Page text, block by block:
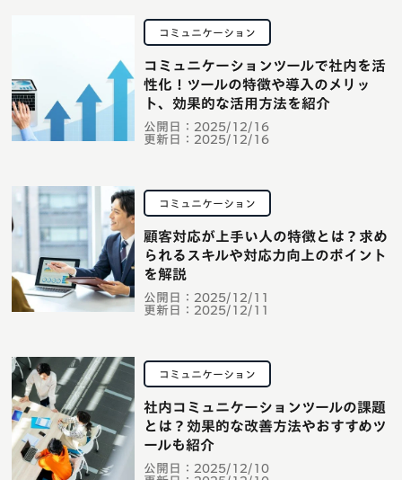
コミュニケーション
公開日： 2025/12/16
更新日： 2025/12/16
コミュニケーションツールで社内を活
性化！ツールの特徴や導入のメリッ
ト、効果的な活用方法を紹介
コミュニケーション
公開日： 2025/12/11
更新日： 2025/12/11
顧客対応が上手い人の特徴とは？求め
られるスキルや対応力向上のポイント
を解説
コミュニケーション
公開日： 2025/12/10
社内コミュニケーションツールの課題
とは？効果的な改善方法やおすすめツ
ールも紹介